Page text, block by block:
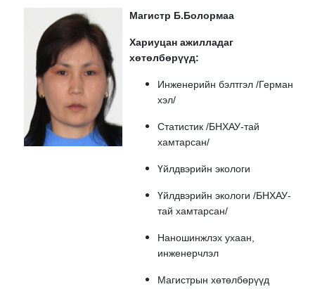
Магистр Б.Болормаа
Хариуцан ажилладаг
хөтөлбөрүүд:
Инженерийн бэлтгэл /Герман
хэл/
Статистик /БНХАУ-тай
хамтарсан/
Үйлдвэрийн экологи
Үйлдвэрийн экологи /БНХАУ-
тай хамтарсан/
Наношинжлэх ухаан,
инженерчлэл
Магистрын хөтөлбөрүүд